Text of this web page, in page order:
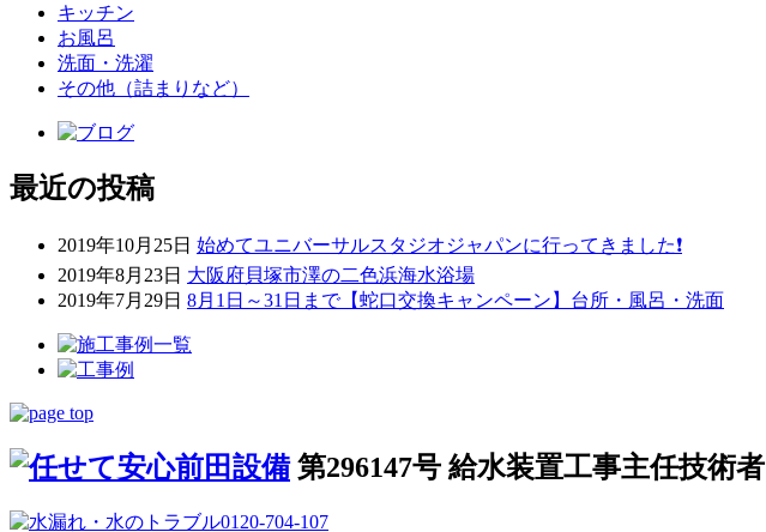
キッチン
お風呂
洗面・洗濯
その他（詰まりなど）
最近の投稿
2019年10月25日 始めてユニバーサルスタジオジャパンに行ってきました❗
2019年8月23日 大阪府貝塚市澤の二色浜海水浴場
2019年7月29日 8月1日～31日まで【蛇口交換キャンペーン】台所・風呂・洗面
第296147号 給水装置工事主任技術者